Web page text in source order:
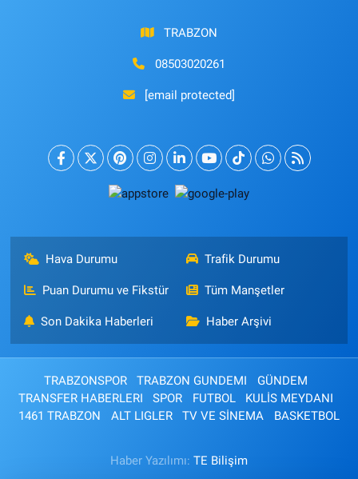
TRABZON
08503020261
[email protected]
Hava Durumu Trafik Durumu
Puan Durumu ve Fikstür Tüm Manşetler
Son Dakika Haberleri Haber Arşivi
TRABZONSPOR TRABZON GUNDEMI
GÜNDEM
TRANSFER HABERLERI
SPOR FUTBOL
KULİS MEYDANI
1461 TRABZON
ALT LIGLER TV VE SİNEMA BASKETBOL
Haber Yazılımı: TE Bilişim